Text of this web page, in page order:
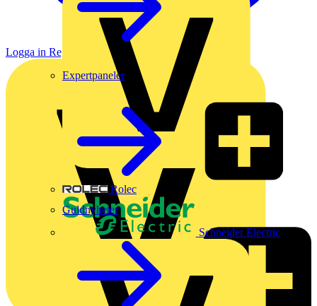
Rolec
Schneider Electric
Expertpaneler
Guldnyheter
Logga in Registrera dig